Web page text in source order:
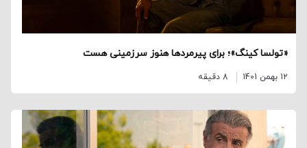
«تولسا کینگ»؛ برای پیرمردها هنوز سرزمینی هست
12 بهمن 1401 8 دقیقه